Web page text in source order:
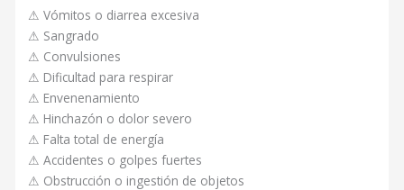
⚠ Vómitos o diarrea excesiva
⚠ Sangrado
⚠ Convulsiones
⚠ Dificultad para respirar
⚠ Envenenamiento
⚠ Hinchazón o dolor severo
⚠ Falta total de energía
⚠ Accidentes o golpes fuertes
⚠ Obstrucción o ingestión de objetos